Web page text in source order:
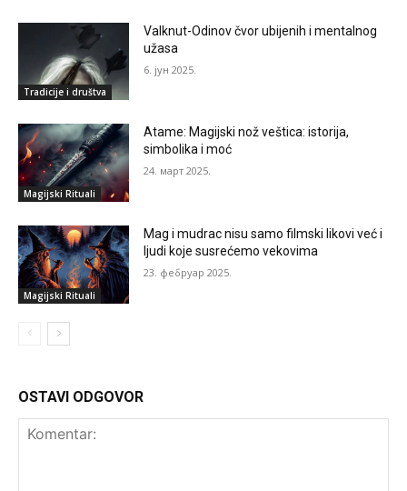
Tradicije i društva
Valknut-Odinov čvor ubijenih i mentalnog
užasa
6. јун 2025.
Magijski Rituali
Atame: Magijski nož veštica: istorija,
simbolika i moć
24. март 2025.
Magijski Rituali
Mag i mudrac nisu samo filmski likovi već i
ljudi koje susrećemo vekovima
23. фебруар 2025.
OSTAVI ODGOVOR